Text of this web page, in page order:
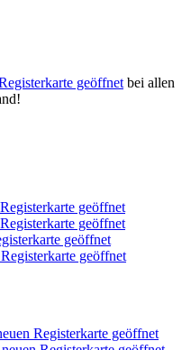
geöffnet bei allen
geöffnet
geöffnet
geöffnet
geöffnet
Registerkarte geöffnet